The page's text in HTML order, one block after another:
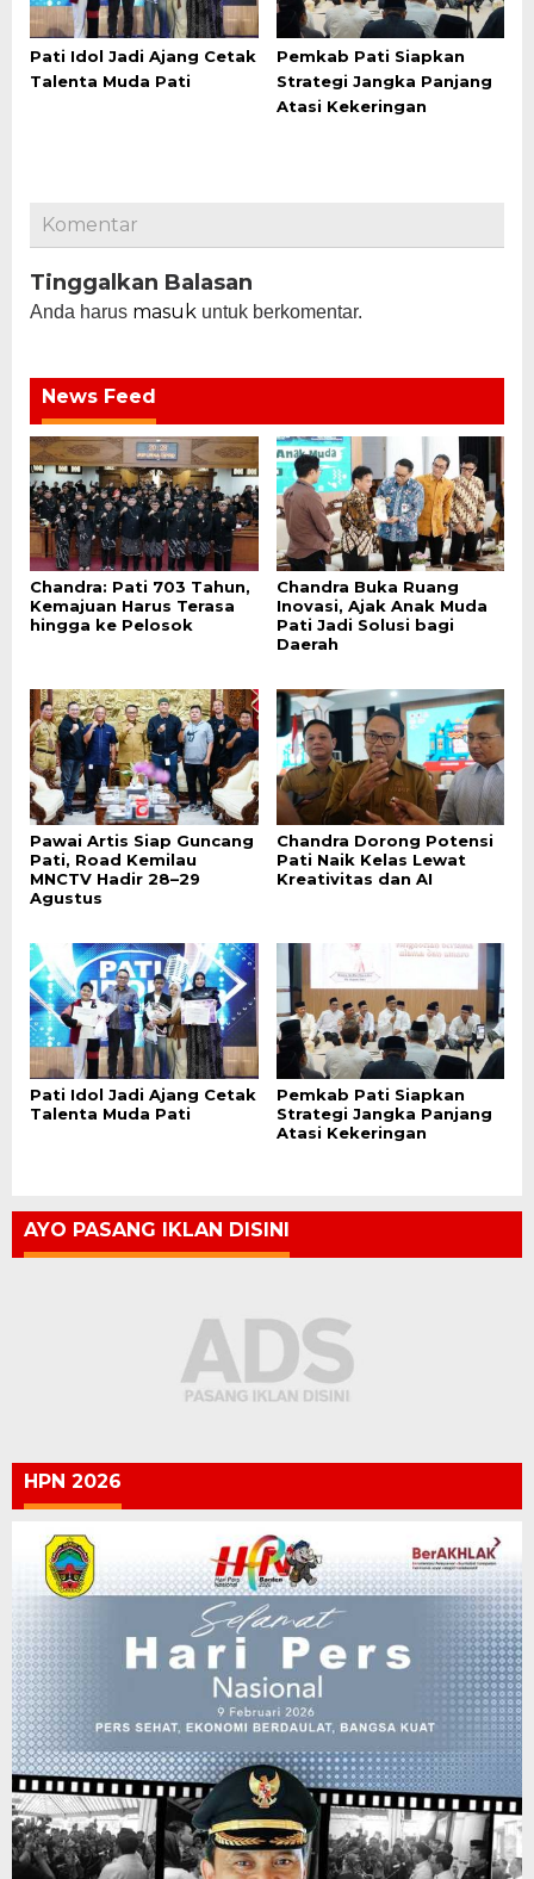
Pati Idol Jadi Ajang Cetak
Talenta Muda Pati
Pemkab Pati Siapkan
Strategi Jangka Panjang
Atasi Kekeringan
Komentar
Tinggalkan Balasan
Anda harus masuk untuk berkomentar.
News Feed
Chandra: Pati 703 Tahun,
Kemajuan Harus Terasa
hingga ke Pelosok
Chandra Buka Ruang
Inovasi, Ajak Anak Muda
Pati Jadi Solusi bagi
Daerah
Pawai Artis Siap Guncang
Pati, Road Kemilau
MNCTV Hadir 28–29
Agustus
Chandra Dorong Potensi
Pati Naik Kelas Lewat
Kreativitas dan AI
Pati Idol Jadi Ajang Cetak
Talenta Muda Pati
Pemkab Pati Siapkan
Strategi Jangka Panjang
Atasi Kekeringan
AYO PASANG IKLAN DISINI
HPN 2026